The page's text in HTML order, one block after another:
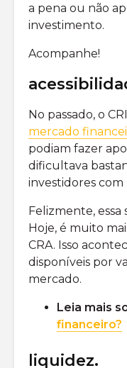
a pena ou não
investimento.
Acompanhe!
No passado, o
mercado
podiam fazer
dificultava
investidores
Felizmente,
Hoje, é muito
CRA. Isso
disponíveis por
mercado.
Leia mais
financeiro?
liquidez.